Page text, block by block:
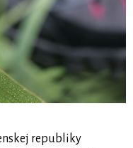
republiky